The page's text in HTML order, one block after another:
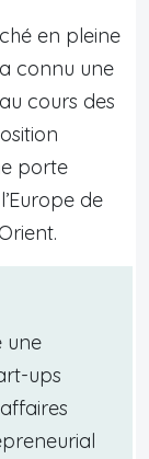
en pleine
connu une
cours des
porte
de
une
ups